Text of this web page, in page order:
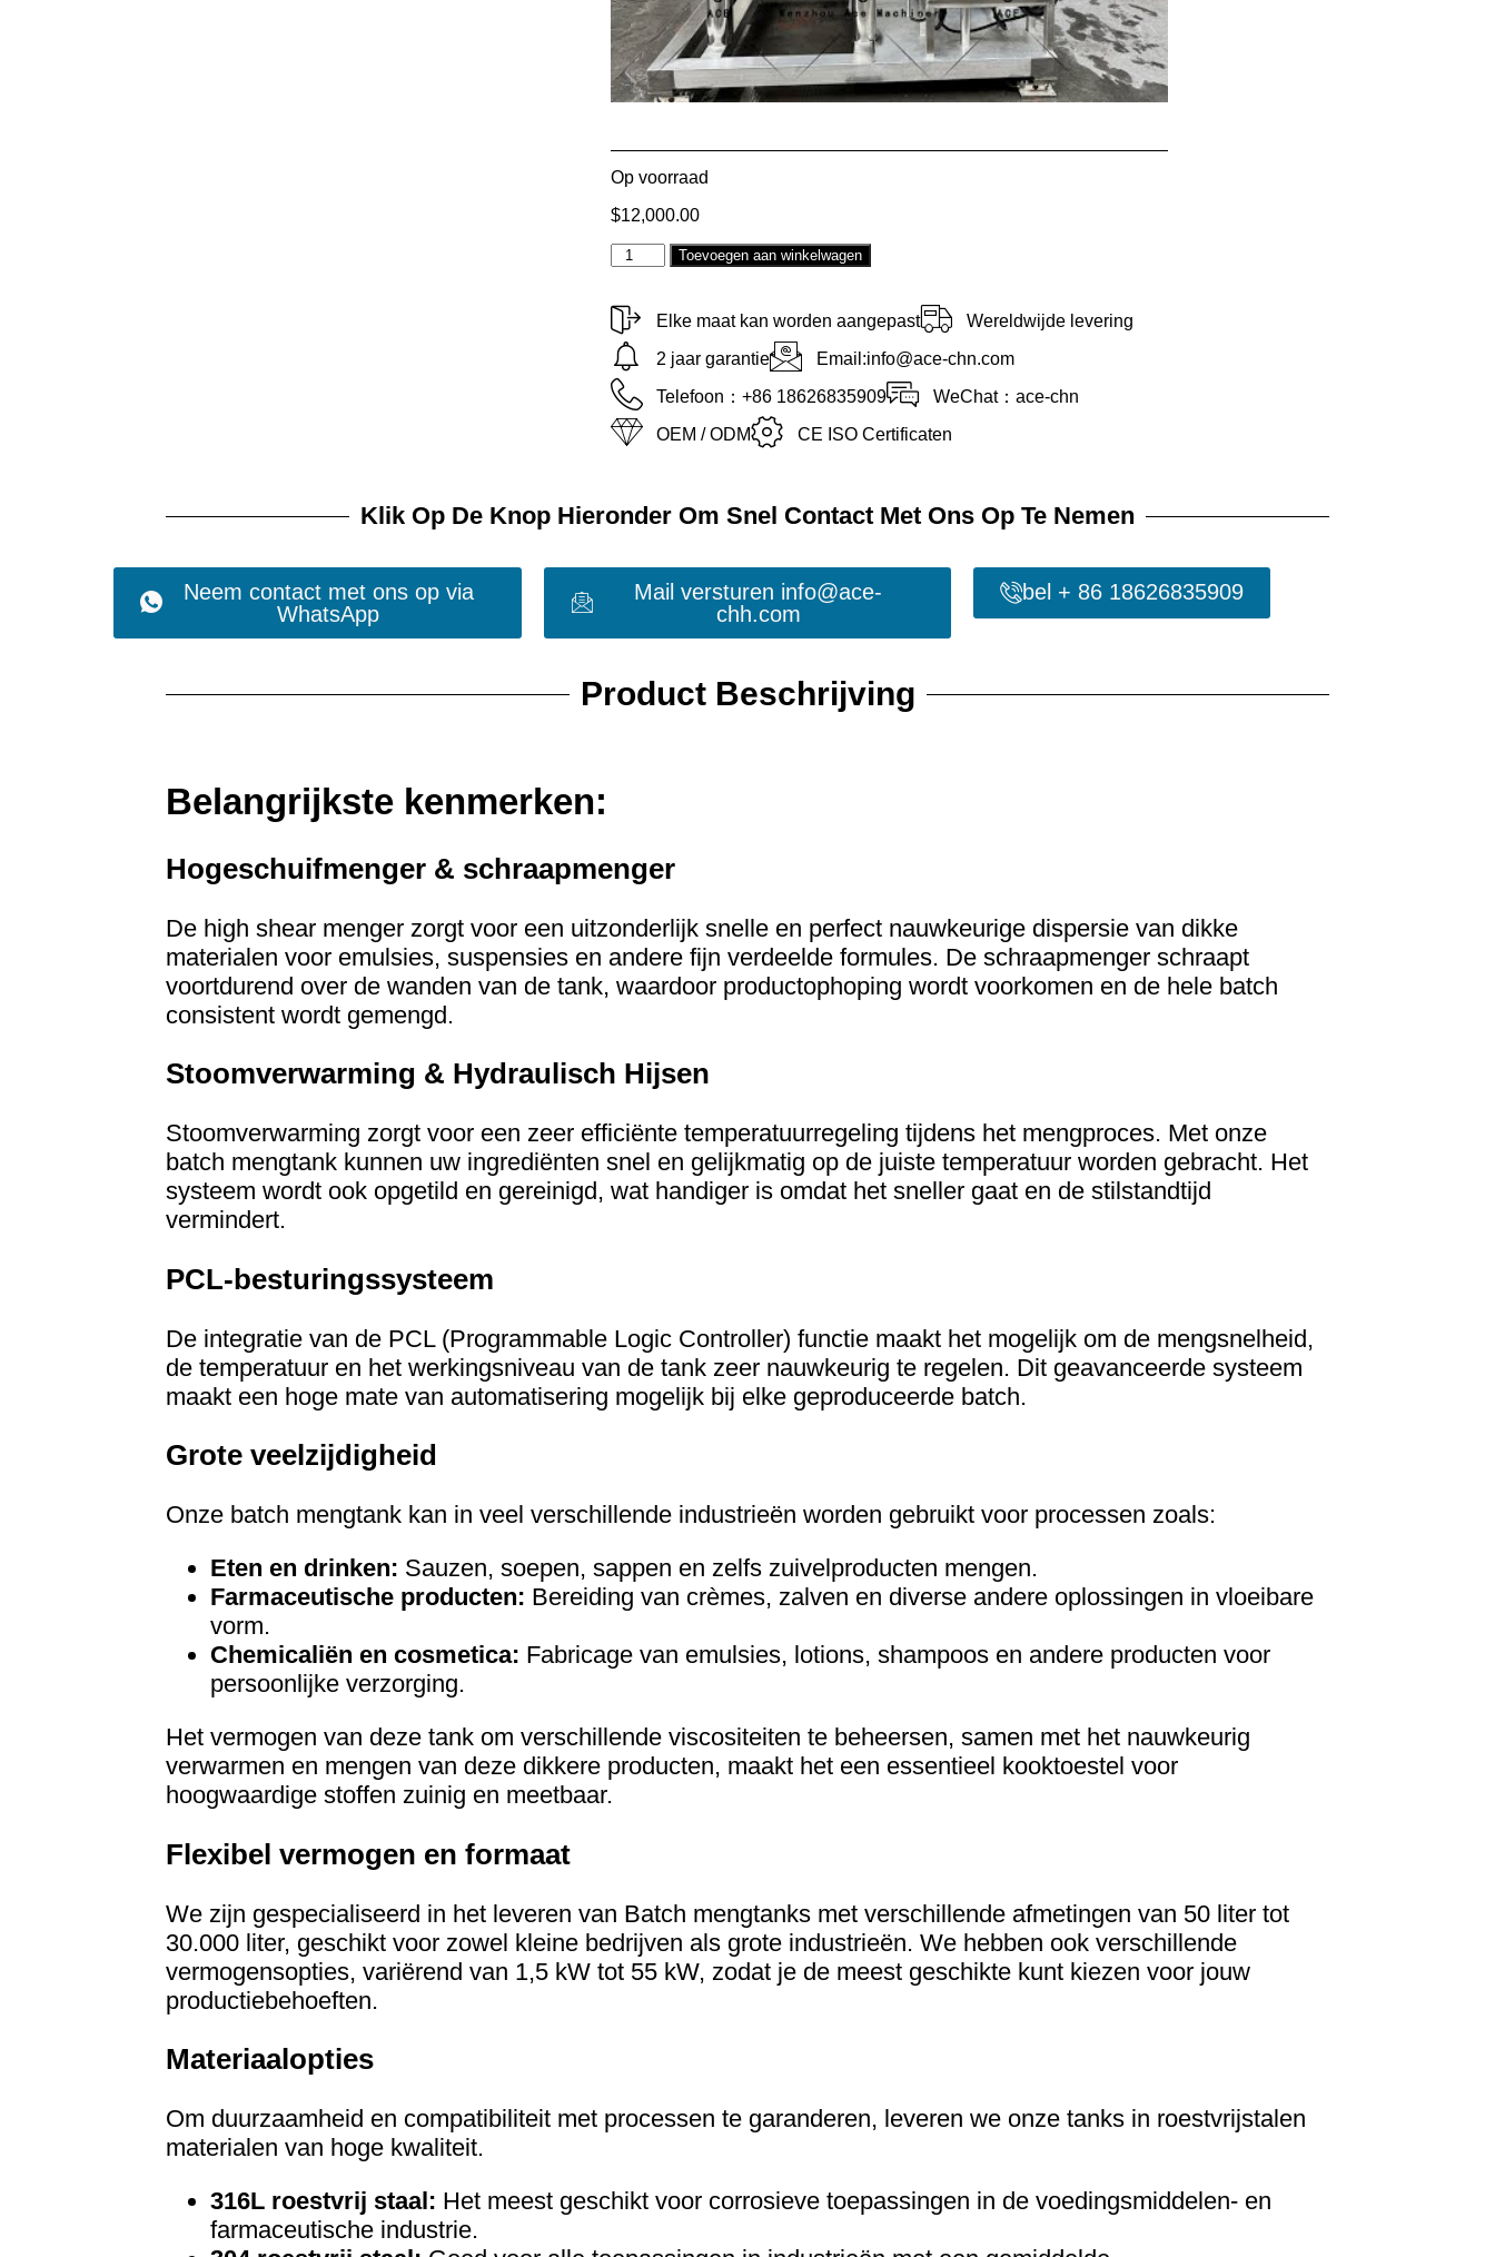
Op voorraad
$12,000.00
Toevoegen aan winkelwagen
Elke maat kan worden aangepast
Wereldwijde levering
2 jaar garantie
Email:info@ace-chn.com
Telefoon：+86 18626835909
WeChat：ace-chn
OEM / ODM CE ISO Certificaten
Klik Op De Knop Hieronder Om Snel Contact Met Ons Op Te Nemen
Neem contact met ons op via
WhatsApp
Mail versturen info@ace-
chh.com
bel + 86 18626835909
Product Beschrijving
Belangrijkste kenmerken:
Hogeschuifmenger & schraapmenger
De high shear menger zorgt voor een uitzonderlijk snelle en perfect nauwkeurige dispersie van dikke
materialen voor emulsies, suspensies en andere fijn verdeelde formules. De schraapmenger schraapt
voortdurend over de wanden van de tank, waardoor productophoping wordt voorkomen en de hele batch
consistent wordt gemengd.
Stoomverwarming & Hydraulisch Hijsen
Stoomverwarming zorgt voor een zeer efficiënte temperatuurregeling tijdens het mengproces. Met onze
batch mengtank kunnen uw ingrediënten snel en gelijkmatig op de juiste temperatuur worden gebracht. Het
systeem wordt ook opgetild en gereinigd, wat handiger is omdat het sneller gaat en de stilstandtijd
vermindert.
PCL-besturingssysteem
De integratie van de PCL (Programmable Logic Controller) functie maakt het mogelijk om de mengsnelheid,
de temperatuur en het werkingsniveau van de tank zeer nauwkeurig te regelen. Dit geavanceerde systeem
maakt een hoge mate van automatisering mogelijk bij elke geproduceerde batch.
Grote veelzijdigheid
Onze batch mengtank kan in veel verschillende industrieën worden gebruikt voor processen zoals:
Eten en drinken: Sauzen, soepen, sappen en zelfs zuivelproducten mengen.
Farmaceutische producten: Bereiding van crèmes, zalven en diverse andere oplossingen in vloeibare
vorm.
Chemicaliën en cosmetica: Fabricage van emulsies, lotions, shampoos en andere producten voor
persoonlijke verzorging.
Het vermogen van deze tank om verschillende viscositeiten te beheersen, samen met het nauwkeurig
verwarmen en mengen van deze dikkere producten, maakt het een essentieel kooktoestel voor
hoogwaardige stoffen zuinig en meetbaar.
Flexibel vermogen en formaat
We zijn gespecialiseerd in het leveren van Batch mengtanks met verschillende afmetingen van 50 liter tot
30.000 liter, geschikt voor zowel kleine bedrijven als grote industrieën. We hebben ook verschillende
vermogensopties, variërend van 1,5 kW tot 55 kW, zodat je de meest geschikte kunt kiezen voor jouw
productiebehoeften.
Materiaalopties
Om duurzaamheid en compatibiliteit met processen te garanderen, leveren we onze tanks in roestvrijstalen
materialen van hoge kwaliteit.
316L roestvrij staal: Het meest geschikt voor corrosieve toepassingen in de voedingsmiddelen- en
farmaceutische industrie.